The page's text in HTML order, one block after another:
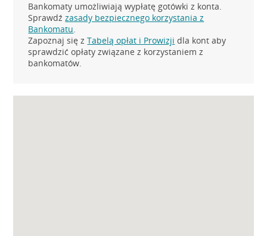
Bankomaty umożliwiają wypłatę gotówki z konta.
Sprawdźzasady bezpiecznego korzystania z
Bankomatu.
Zapoznaj się zTabelą opłat i Prowizji dla kont aby
sprawdzić opłaty związane z korzystaniem z
bankomatów.